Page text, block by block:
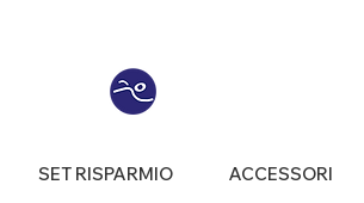
SET RISPARMIO ACCESSORI